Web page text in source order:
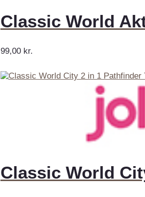
Classic World
99,00 kr.
Classic World